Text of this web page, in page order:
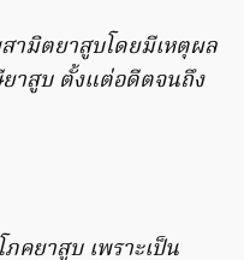
ามิตยาสูบโดยมีเหตุผล
ยาสูบ ตั้งแต่อดีตจนถึง
คยาสูบ เพราะเป็น